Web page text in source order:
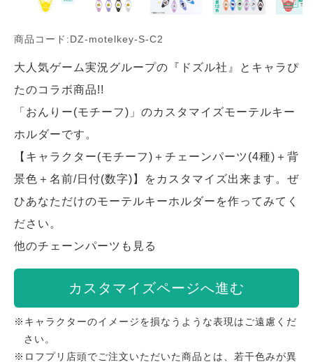
商品コード:DZ-motelkey-S-C2
大人気ゲーム実況グループの『ドズル社』とキャラぴ
たのコラボ商品!!
「おんりー(モチーフ)」のカスタマイズモーテルキー
ホルダーです。
【キャラクター(モチーフ)＋チェーンパーツ(4種)＋背
景色＋名前/日付(数字)】をカスタマイズ出来ます。ぜ
ひあなただけのモーテルキーホルダーを作ってみてく
ださい。
他のチェーンパーツも見る
カスタマイズページへ進む
※キャラクターのイメージを損なうような表現はご遠慮くだ
さい。
※ロフプリ店頭でご注文いただいた商品とは、若干色みが異